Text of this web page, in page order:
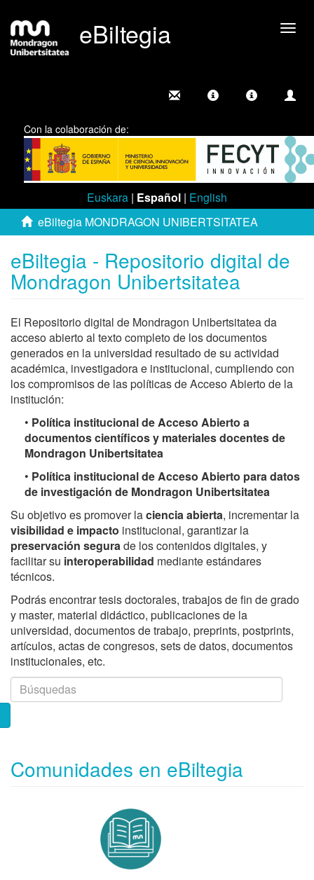
eBiltegia
Con la colaboración de:
Euskara | Español | English
eBiltegia MONDRAGON UNIBERTSITATEA
eBiltegia - Repositorio digital de
Mondragon Unibertsitatea
El Repositorio digital de Mondragon Unibertsitatea da
acceso abierto al texto completo de los documentos
generados en la universidad resultado de su actividad
académica, investigadora e institucional, cumpliendo con
los compromisos de las políticas de Acceso Abierto de la
institución:
• Política institucional de Acceso Abierto a
documentos científicos y materiales docentes de
Mondragon Unibertsitatea
• Política institucional de Acceso Abierto para datos
de investigación de Mondragon Unibertsitatea
Su objetivo es promover laciencia abierta, incrementar la
visibilidad e impacto institucional, garantizar la
preservación segurade los contenidos digitales, y
facilitar su interoperabilidad mediante estándares
técnicos.
Podrás encontrar tesis doctorales, trabajos de fin de grado
y master, material didáctico, publicaciones de la
universidad, documentos de trabajo, preprints, postprints,
artículos, actas de congresos, sets de datos, documentos
institucionales, etc.
Comunidades en eBiltegia